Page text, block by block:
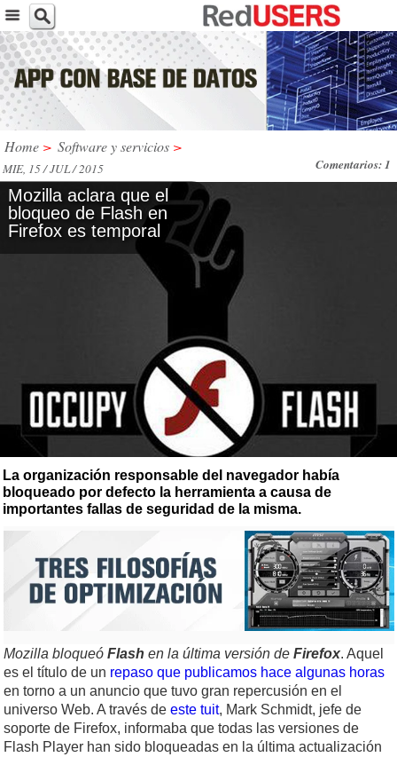
Home > Software y servicios >
Comentarios: 1
MIE, 15 / JUL / 2015
Mozilla aclara que el
bloqueo de Flash en
Firefox es temporal
La organización responsable del navegador había
bloqueado por defecto la herramienta a causa de
importantes fallas de seguridad de la misma.
Mozilla bloqueó Flash en la última versión de Firefox. Aquel
es el título de un repaso que publicamos hace algunas horas
en torno a un anuncio que tuvo gran repercusión en el
universo Web. A través de este tuit, Mark Schmidt, jefe de
soporte de Firefox, informaba que todas las versiones de
Flash Player han sido bloqueadas en la última actualización